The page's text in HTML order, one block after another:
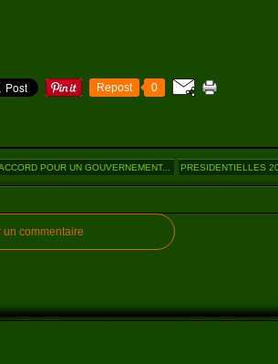
Repost 0
POUR UN GOUVERNEMENT... PRESIDENTIELLES
un commentaire